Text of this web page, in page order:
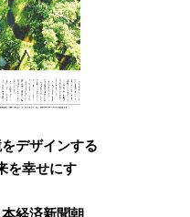
デザインする
を幸せにす
経済新聞朝